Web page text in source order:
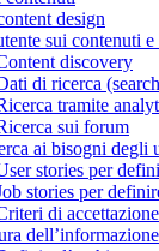
design
sui contenuti
discovery
di ricerca
tramite
sui forum
ai bisogni degli
stories per
stories per
di accettazione
dell’informazione